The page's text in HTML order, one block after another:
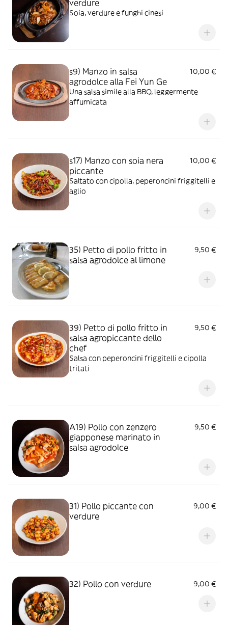
verdure
Soia, verdure e funghi cinesi
s9) Manzo in salsa
agrodolce alla Fei Yun Ge
10,00 €
Una salsa simile alla BBQ, leggermente
affumicata
s17) Manzo con soia nera
piccante
10,00 €
Saltato con cipolla, peperoncini friggitelli e
aglio
35) Petto di pollo fritto in
salsa agrodolce al limone
9,50 €
39) Petto di pollo fritto in
salsa agropiccante dello
chef
9,50 €
Salsa con peperoncini friggitelli e cipolla
tritati
A19) Pollo con zenzero
giapponese marinato in
salsa agrodolce
9,50 €
31) Pollo piccante con
verdure
9,00 €
32) Pollo con verdure 9,00 €